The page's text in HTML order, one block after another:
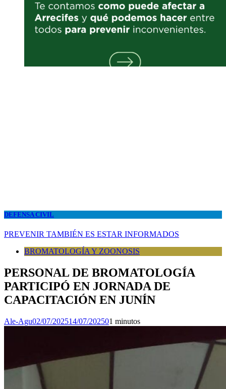
DEFENSA CIVIL
PREVENIR TAMBIÉN ES ESTAR INFORMADOS
BROMATOLOGÍA Y ZOONOSIS
PERSONAL DE BROMATOLOGÍA
PARTICIPÓ EN JORNADA DE
CAPACITACIÓN EN JUNÍN
Ale-Agu02/07/202514/07/202501 minutos